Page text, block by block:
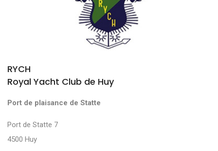
RYCH
Royal Yacht Club de Huy
Port de plaisance de Statte
Port de Statte 7
4500 Huy